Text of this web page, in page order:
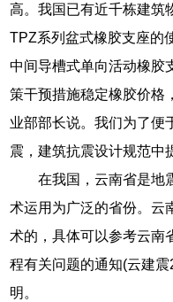
高。我国已有近千栋建筑
TPZ系列盆式橡胶支座的
中间导槽式单向活动橡胶
策干预措施稳定橡胶价格
业部部长说。我们为了便
震，建筑抗震设计规范中
在我国，云南省是地
术运用为广泛的省份。云
术的，具体可以参考云南
程有关问题的通知(云建
明。